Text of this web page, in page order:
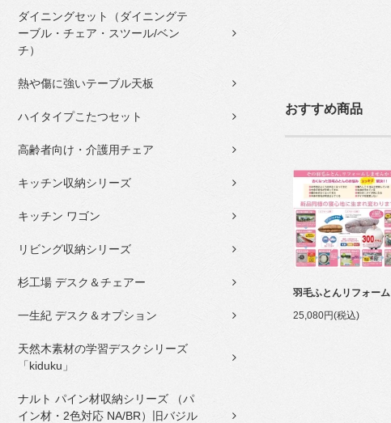
ダイニングセット（ダイニングテ
ーブル・チェア・スツール/ベン
チ）
熱や傷に強いテーブル天板
ハイタイプこたつセット
高齢者向け・介護用チェア
キッチン収納シリーズ
キッチン ワゴン
リビング収納シリーズ
杉工場 デスク＆チェアー
一生紀 デスク＆オプション
天然木素材の学習デスクシリーズ
「kiduku」
ナルト パイン材収納シリーズ （パ
イン材・2色対応 NA/BR）旧バジル
おすすめ商品
羽毛ふとんリフォーム
25,080円(税込)